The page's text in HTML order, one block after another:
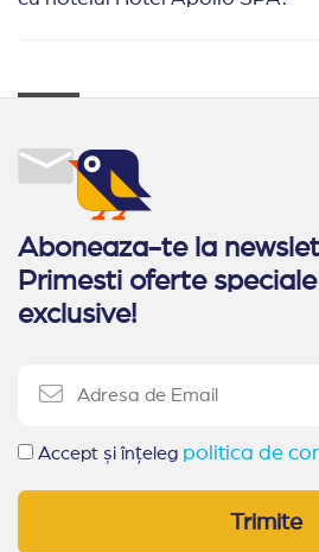
Aboneaza-te la
Primesti oferte
exclusive!
Accept și înțeleg politica de
Trimite